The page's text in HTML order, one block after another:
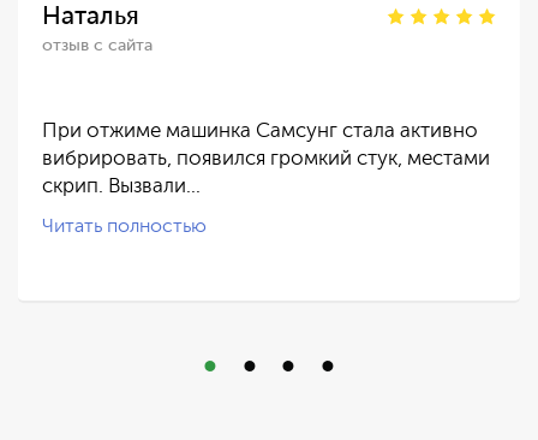
Наталья
отзыв с сайта
При отжиме машинка Самсунг стала активно
вибрировать, появился громкий стук, местами
скрип. Вызвали…
Читать полностью